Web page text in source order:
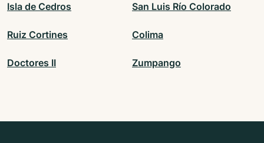
Isla de Cedros San Luis Río Colorado
Ruiz Cortines Colima
Doctores II Zumpango